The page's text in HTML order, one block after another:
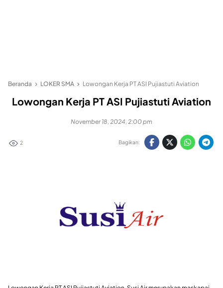
Beranda LOKER SMA Lowongan Kerja PT ASI Pujiastuti Aviation
Lowongan Kerja PT ASI Pujiastuti Aviation
November 18, 2024, 2:00 pm
2 Bagikan: